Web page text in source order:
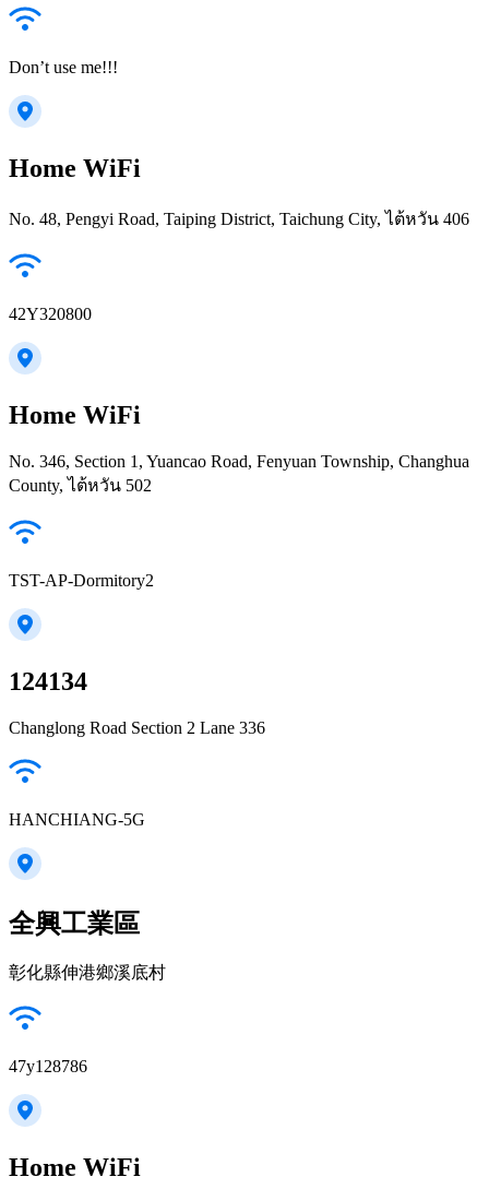
Don’t use me!!!
Home WiFi
No. 48, Pengyi Road, Taiping District, Taichung City, ไต้หวัน 406
42Y320800
Home WiFi
No. 346, Section 1, Yuancao Road, Fenyuan Township, Changhua
County, ไต้หวัน 502
TST-AP-Dormitory2
124134
Changlong Road Section 2 Lane 336
HANCHIANG-5G
全興工業區
彰化縣伸港鄉溪底村
47y128786
Home WiFi